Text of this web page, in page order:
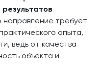
результатов
направление требует
опыта,
ведь от качества
объекта и